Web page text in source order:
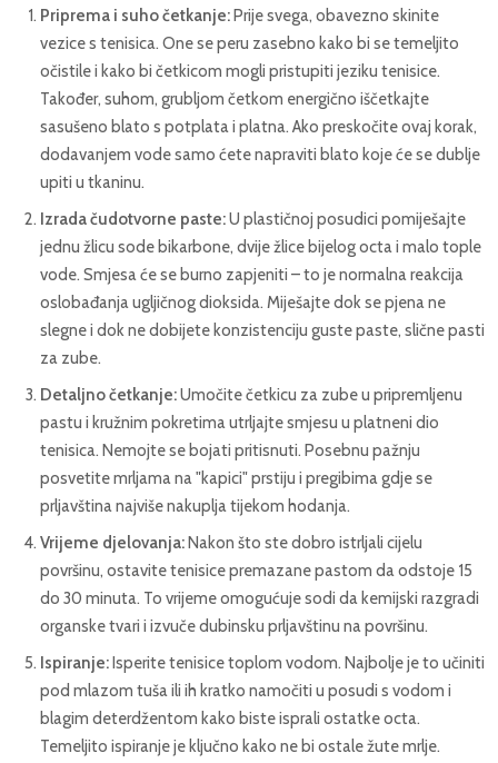
Priprema i suho četkanje:Prije svega, obavezno skinite
vezice s tenisica. One se peru zasebno kako bi se temeljito
očistile i kako bi četkicom mogli pristupiti jeziku tenisice.
Također, suhom, grubljom četkom energično iščetkajte
sasušeno blato s potplata i platna. Ako preskočite ovaj korak,
dodavanjem vode samo ćete napraviti blato koje će se dublje
upiti u tkaninu.
Izrada čudotvorne paste:U plastičnoj posudici pomiješajte
jednu žlicu sode bikarbone, dvije žlice bijelog octa i malo tople
vode. Smjesa će se burno zapjeniti – to je normalna reakcija
oslobađanja ugljičnog dioksida. Miješajte dok se pjena ne
slegne i dok ne dobijete konzistenciju guste paste, slične pasti
za zube.
Detaljno četkanje:Umočite četkicu za zube u pripremljenu
pastu i kružnim pokretima utrljajte smjesu u platneni dio
tenisica. Nemojte se bojati pritisnuti. Posebnu pažnju
posvetite mrljama na "kapici" prstiju i pregibima gdje se
prljavština najviše nakuplja tijekom hodanja.
Vrijeme djelovanja:Nakon što ste dobro istrljali cijelu
površinu, ostavite tenisice premazane pastom da odstoje 15
do 30 minuta. To vrijeme omogućuje sodi da kemijski razgradi
organske tvari i izvuče dubinsku prljavštinu na površinu.
Ispiranje:Isperite tenisice toplom vodom. Najbolje je to učiniti
pod mlazom tuša ili ih kratko namočiti u posudi s vodom i
blagim deterdžentom kako biste isprali ostatke octa.
Temeljito ispiranje je ključno kako ne bi ostale žute mrlje.